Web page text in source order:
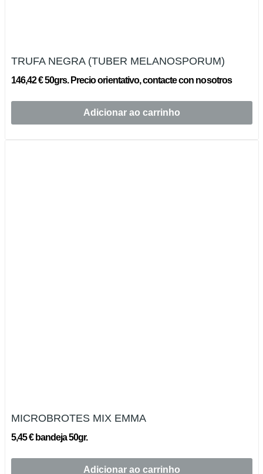
TRUFA NEGRA (TUBER MELANOSPORUM)
146,42 € 50grs. Precio orientativo, contacte con nosotros
Adicionar ao carrinho
MICROBROTES MIX EMMA
5,45 € bandeja 50gr.
Adicionar ao carrinho